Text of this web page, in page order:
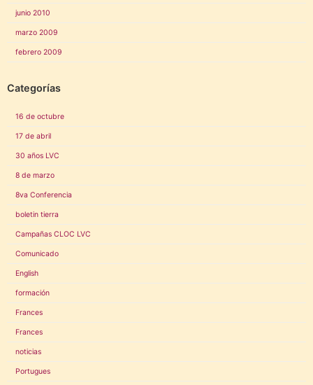
junio 2010
marzo 2009
febrero 2009
Categorías
16 de octubre
17 de abril
30 años LVC
8 de marzo
8va Conferencia
boletin tierra
Campañas CLOC LVC
Comunicado
English
formación
Frances
Frances
noticias
Portugues